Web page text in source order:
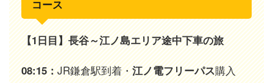
コース
【1日目】長谷～江ノ島エリア途中下車の旅
08:15：JR鎌倉駅到着・江ノ電フリーパス購入